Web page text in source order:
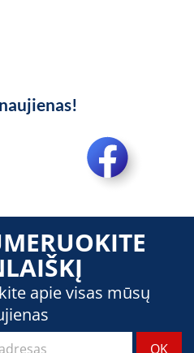
apie visas mūsų